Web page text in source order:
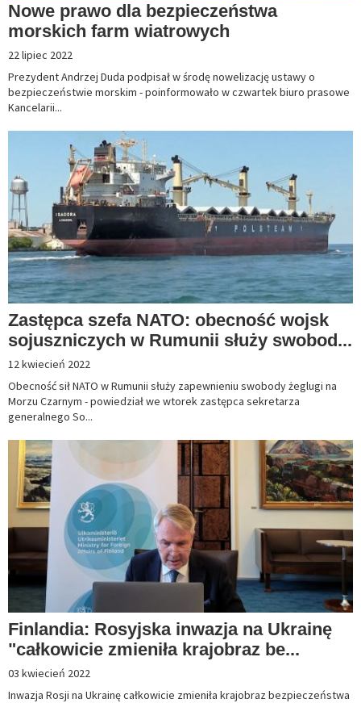
Nowe prawo dla bezpieczeństwa
morskich farm wiatrowych
22 lipiec 2022
Prezydent Andrzej Duda podpisał w środę nowelizację ustawy o
bezpieczeństwie morskim - poinformowało w czwartek biuro prasowe
Kancelarii...
Zastępca szefa NATO: obecność wojsk
sojuszniczych w Rumunii służy swobod...
12 kwiecień 2022
Obecność sił NATO w Rumunii służy zapewnieniu swobody żeglugi na
Morzu Czarnym - powiedział we wtorek zastępca sekretarza
generalnego So...
Finlandia: Rosyjska inwazja na Ukrainę
"całkowicie zmieniła krajobraz be...
03 kwiecień 2022
Inwazja Rosji na Ukrainę całkowicie zmieniła krajobraz bezpieczeństwa